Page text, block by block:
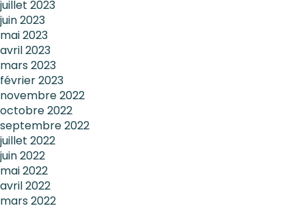
juillet 2023
juin 2023
mai 2023
avril 2023
mars 2023
février 2023
novembre 2022
octobre 2022
septembre 2022
juillet 2022
juin 2022
mai 2022
avril 2022
mars 2022